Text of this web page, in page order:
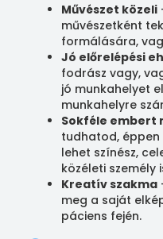
Művészet közeli
művészetként
formálására,
Jó előrelépési
fodrász vagy,
jó munkahelyet
munkahelyre
Sokféle embert
tudhatod, éppen
lehet színész,
közéleti személy
Kreatív szakma
meg a saját
páciens fején.